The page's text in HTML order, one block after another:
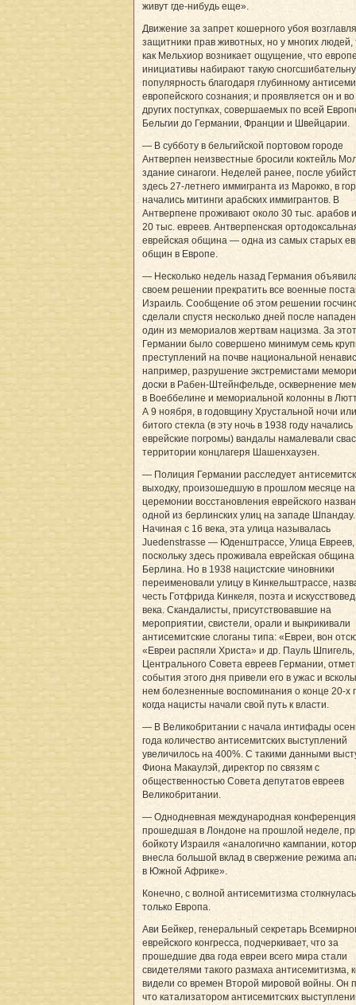
живут где-нибудь еще».
Движение за запрет кошерного убоя
защитники прав животных, но у многих людей,
как Мельхиор возникает ощущение, что
инициативы набирают такую
популярность благодаря глубинному
европейского сознания; и проявляется он и
других поступках, совершаемых по всей
Бельгии до Германии, Франции и Швейцарии.
— В субботу в бельгийской портовом городе
Антверпен неизвестные бросили коктейль
здание синагоги. Неделей ранее, после
здесь 27-летнего иммигранта из Марокко, в
начались митинги арабских иммигрантов. В
Антверпене проживают около 30 тыс. арабов
20 тыс. евреев. Антверпенская
еврейская община — одна из самых старых
общин в Европе.
— Несколько недель назад Германия
своем решении прекратить все военные
Израиль. Сообщение об этом решении
сделали спустя несколько дней после
один из мемориалов жертвам нацизма. За этот
Германии было совершено минимум семь
преступлений на почве национальной
например, разрушение экстремистами
доски в Рабен-Штейнфельде, осквернение
в Воеббелине и мемориальной колонны в
А 9 ноября, в годовщину Хрустальной ночи
битого стекла (в эту ночь в 1938 году начались
еврейские погромы) вандалы намалевали
территории концлагеря Шашенхаузен.
— Полиция Германии расследует
выходку, произошедшую в прошлом месяце на
церемонии восстановления еврейского
одной из берлинских улиц на западе Шпандау.
Начиная с 16 века, эта улица называлась
Juedenstrasse — Юденштрассе, Улица Евреев,
поскольку здесь проживала еврейская община
Берлина. Но в 1938 нацистские чиновники
переименовали улицу в Кинкельштрассе,
честь Готфрида Кинкеля, поэта и
века. Скандалисты, присутствовавшие на
мероприятии, свистели, орали и выкрикивали
антисемитские слоганы типа: «Евреи, вон
«Евреи распяли Христа» и др. Пауль Шпигель,
Центрального Cовета евреев Германии,
события этого дня привели его в ужас и
нем болезненные воспоминания о конце 20-х
когда нацисты начали свой путь к власти.
— В Великобритании с начала интифады
года количество антисемитских выступлений
увеличилось на 400%. С такими данными
Фиона Макаулэй, директор по связям с
общественностью Совета депутатов евреев
Великобритании.
— Однодневная международная
прошедшая в Лондоне на прошлой неделе,
бойкоту Израиля «аналогично кампании,
внесла большой вклад в свержение режима
в Южной Африке».
Конечно, с волной антисемитизма
только Европа.
Ави Бейкер, генеральный секретарь
еврейского конгресса, подчеркивает, что за
прошедшие два года евреи всего мира стали
свидетелями такого размаха антисемитизма,
видели со времен Второй мировой войны. Он
что катализатором антисемитских